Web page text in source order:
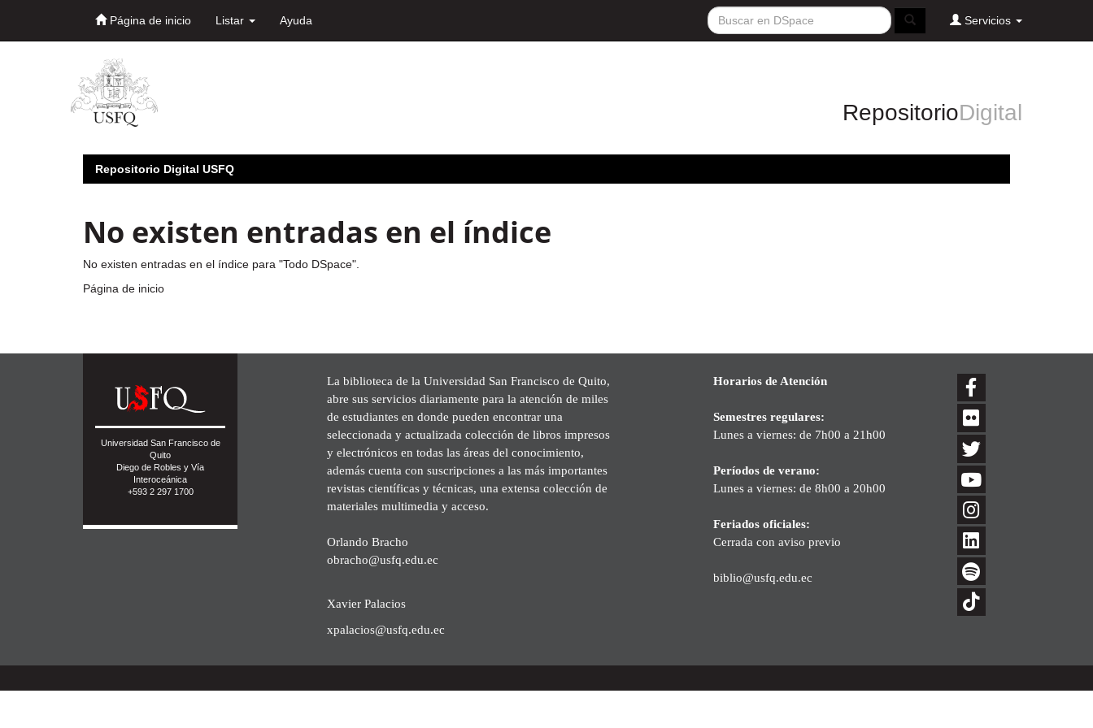
Página de inicio Listar Ayuda Servicios
RepositorioDigital
Repositorio Digital USFQ
No existen entradas en el índice
No existen entradas en el índice para "Todo DSpace".
Página de inicio
Universidad San Francisco de
Quito
Diego de Robles y Vía
Interoceánica
+593 2 297 1700
La biblioteca de la Universidad San Francisco de Quito,
abre sus servicios diariamente para la atención de miles
de estudiantes en donde pueden encontrar una
seleccionada y actualizada colección de libros impresos
y electrónicos en todas las áreas del conocimiento,
además cuenta con suscripciones a las más importantes
revistas científicas y técnicas, una extensa colección de
materiales multimedia y acceso.
Orlando Bracho
obracho@usfq.edu.ec
Xavier Palacios
xpalacios@usfq.edu.ec
Horarios de Atención
Semestres regulares:
Lunes a viernes: de 7h00 a 21h00
Períodos de verano:
Lunes a viernes: de 8h00 a 20h00
Feriados oficiales:
Cerrada con aviso previo
biblio@usfq.edu.ec